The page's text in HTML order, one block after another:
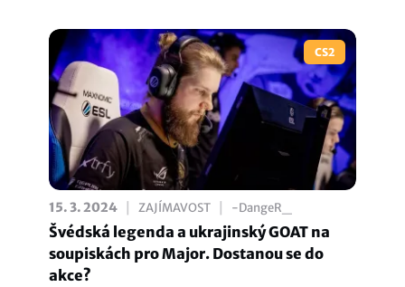
CS2
15. 3. 2024 ZAJÍMAVOST -DangeR_
Švédská legenda a ukrajinský GOAT na
soupiskách pro Major. Dostanou se do
akce?